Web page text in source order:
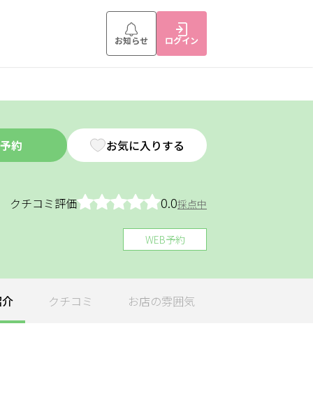
お知らせ ログイン
約 お気に入りする
クチコミ評価 0.0採点中
WEB予約
クチコミ お店の雰囲気